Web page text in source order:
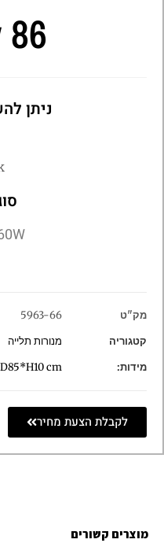
ניתן
מק"ט
5963-66
קטגוריה
מנורות תלייה
מידות:
D85*H10 cm
לקבלת הצעת מחיר
מוצרים קשורים